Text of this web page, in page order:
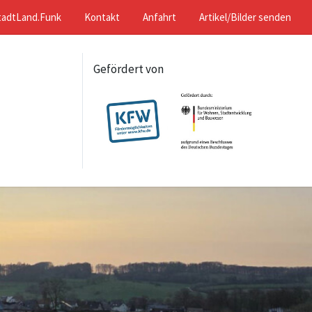
Kontakt Anfahrt Artikel/Bilder senden
Gefördert von